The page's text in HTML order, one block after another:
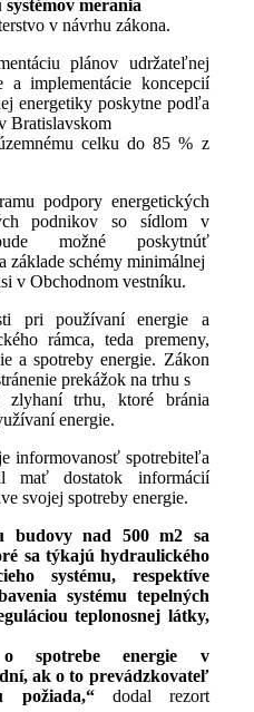
systémov merania
v návrhu zákona.
plánov udržateľnej
a implementácie koncepcií
energetiky poskytne podľa
Bratislavskom
celku do 85 % z
podpory energetických
podnikov so sídlom v
možné poskytnúť
základe schémy minimálnej
v Obchodnom vestníku.
pri používaní energie a
rámca, teda premeny,
a spotreby energie. Zákon
prekážok na trhu s
zlyhaní trhu, ktoré bránia
energie.
informovanosť spotrebiteľa
mať dostatok informácií
svojej spotreby energie.
budovy nad 500 m2 sa
sa týkajú hydraulického
systému, respektíve
systému tepelných
teplonosnej látky,
o spotrebe energie v
ak o to prevádzkovateľ
požiada,“dodal rezort